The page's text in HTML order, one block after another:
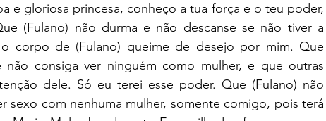
e gloriosa princesa, conheço a tua força e o teu poder,
(Fulano) não durma e não descanse se não tiver a
corpo de (Fulano) queime de desejo por mim. Que
consiga ver ninguém como mulher, e que outras
dele. Só eu terei esse poder. Que (Fulano) não
sexo com nenhuma mulher, somente comigo, pois terá